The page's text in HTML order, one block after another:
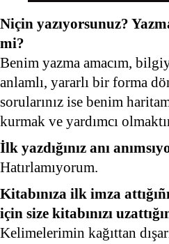
Niçin yazıyorsunuz?
mi?
Benim yazma amacım,
anlamlı, yararlı bir forma
sorularınız ise benim
kurmak ve yardımcı
İlk yazdığınız anı
Hatırlamıyorum.
Kitabınıza ilk imza
için size kitabınızı
Kelimelerimin kağıttan